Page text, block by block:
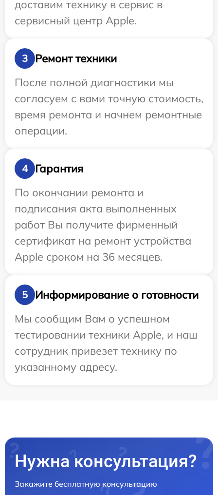
доставим технику в сервис в
сервисный центр Apple.
3
Ремонт техники
После полной диагностики мы
согласуем с вами точную стоимость,
время ремонта и начнем ремонтные
операции.
4
Гарантия
По окончании ремонта и
подписания акта выполненных
работ Вы получите фирменный
сертификат на ремонт устройства
Apple сроком на 36 месяцев.
5
Информирование о готовности
Мы сообщим Вам о успешном
тестировании техники Apple, и наш
сотрудник привезет технику по
указанному адресу.
Нужна консультация?
Закажите бесплатную консультацию